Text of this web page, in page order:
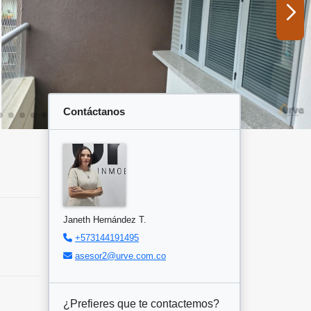
Contáctanos
Janeth Hernández T.
+573144191495
asesor2@urve.com.co
¿Prefieres que te contactemos?